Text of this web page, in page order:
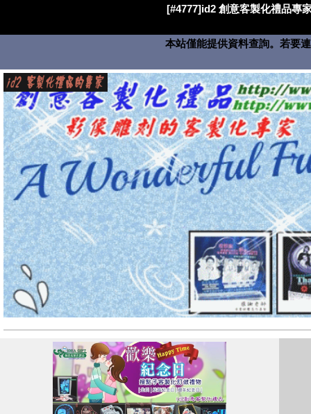
[#4777]id2 創意客製化禮品專
本站僅能提供資料查詢。若要